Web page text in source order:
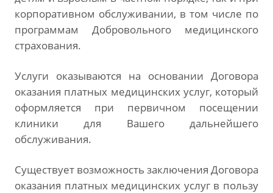
корпоративном обслуживании, в том числе по
программам Добровольного медицинского
страхования.
Услуги оказываются на основании Договора
оказания платных медицинских услуг, который
оформляется при первичном посещении
клиники для Вашего дальнейшего
обслуживания.
Существует возможность заключения Договора
оказания платных медицинских услуг в пользу